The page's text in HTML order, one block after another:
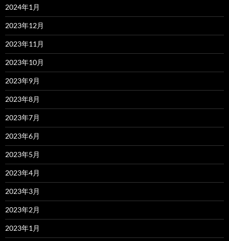
2024年1月
2023年12月
2023年11月
2023年10月
2023年9月
2023年8月
2023年7月
2023年6月
2023年5月
2023年4月
2023年3月
2023年2月
2023年1月